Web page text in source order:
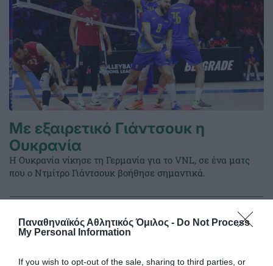
Παναθηναϊκός Αθλητικός Όμιλος - Do Not Process
My Personal Information
If you wish to opt-out of the sale, sharing to third parties, or
Με εξαιρετικό Γιάντσουκ η
Ουκρανία
Η Ουκρανία νίκησε τη Γερμανία για το VNL, σε ένα ματς
που ο Ντμίτρο Γιάντσουκ βοήθησε σημαντικά.